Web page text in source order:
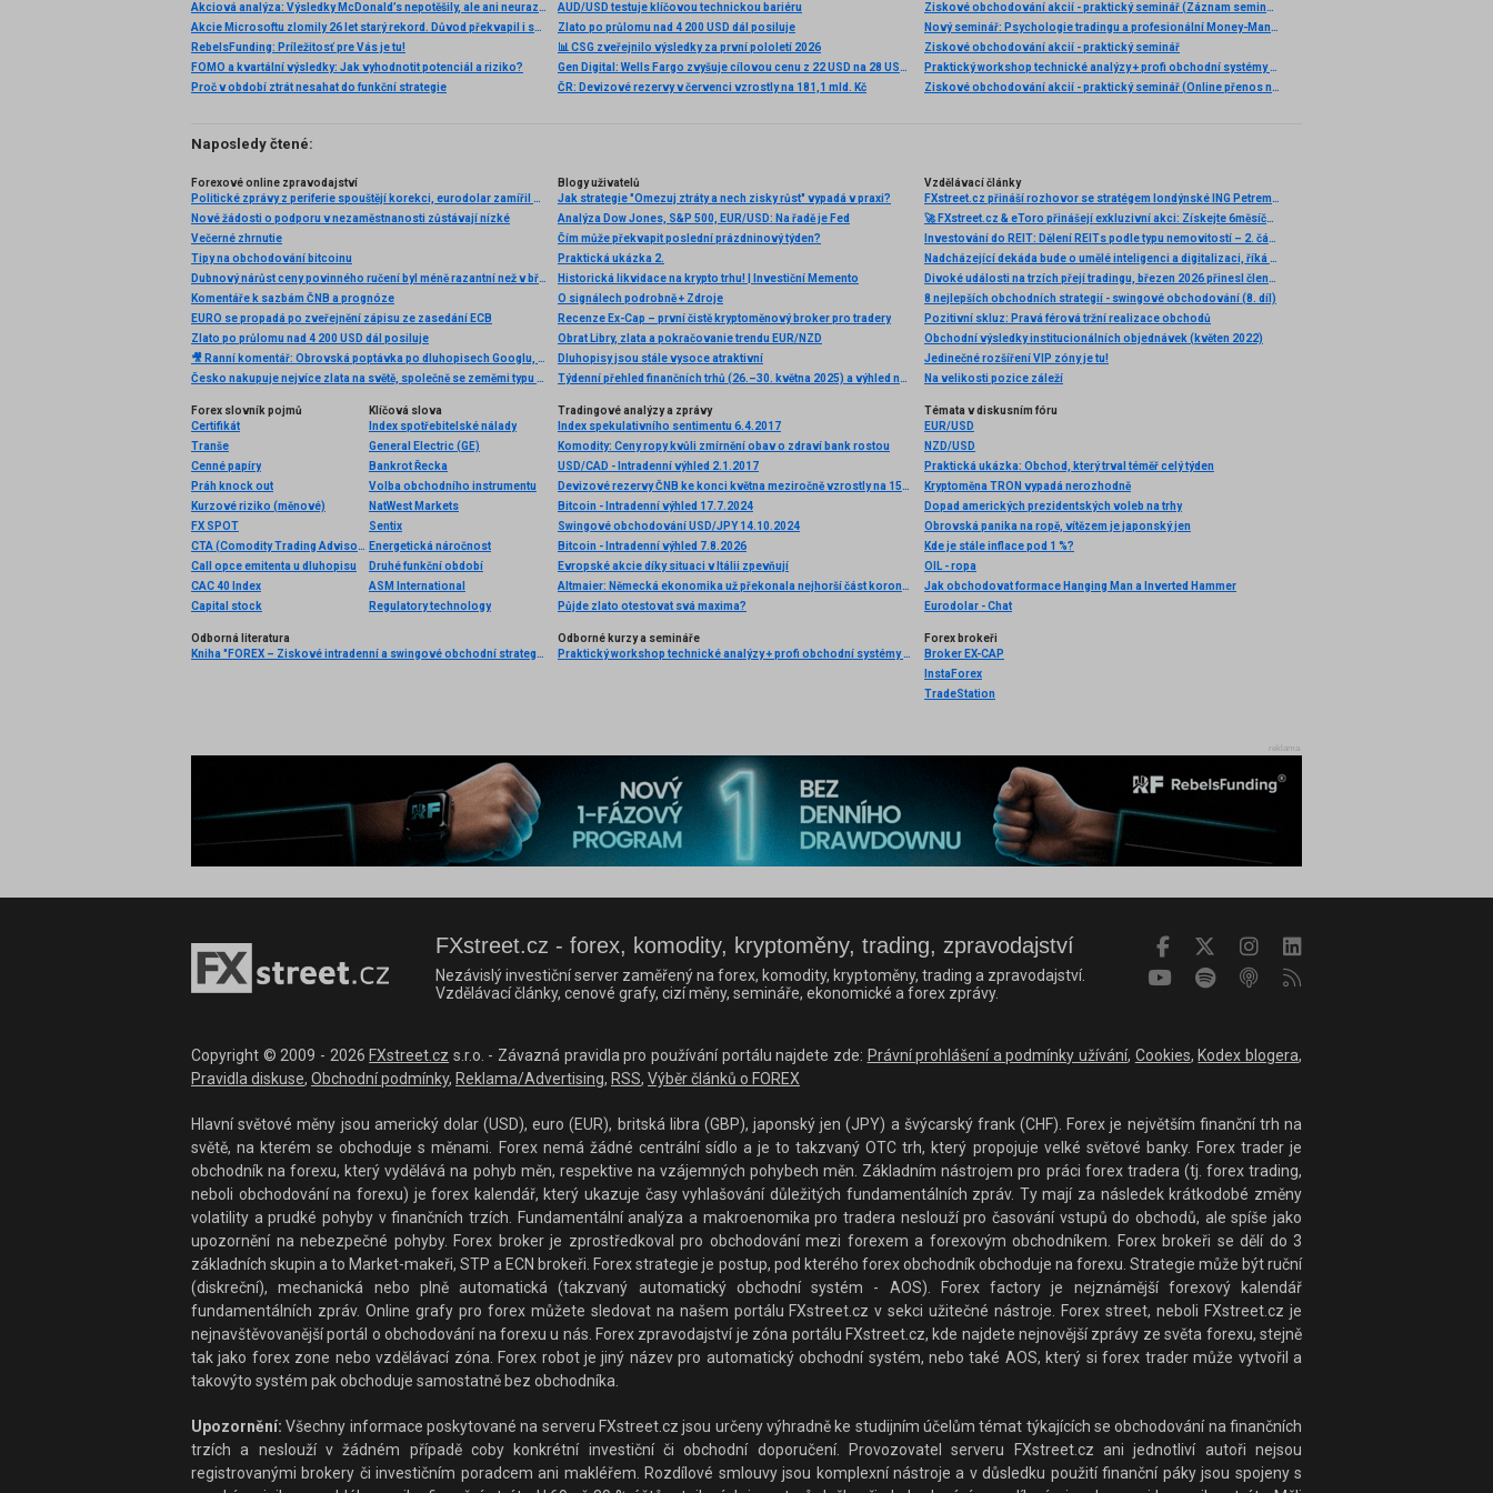
Akciová analýza: Výsledky McDonald’s nepotěšily, ale ani neurazily. Jakou vizi společnost prezentovala?
Akcie Microsoftu zlomily 26 let starý rekord. Důvod překvapil i samotné investory
RebelsFunding: Príležitosť pre Vás je tu!
FOMO a kvartální výsledky: Jak vyhodnotit potenciál a riziko?
Proč v období ztrát nesahat do funkční strategie
AUD/USD testuje klíčovou technickou bariéru
Zlato po průlomu nad 4 200 USD dál posiluje
📊 CSG zveřejnilo výsledky za první pololetí 2026
Gen Digital: Wells Fargo zvyšuje cílovou cenu z 22 USD na 28 USD se stávajícím doporučením
ČR: Devizové rezervy v červenci vzrostly na 181,1 mld. Kč
Ziskové obchodování akcií - praktický seminář (Záznam semináře)
Nový seminář: Psychologie tradingu a profesionální Money-Management
Ziskové obchodování akcií - praktický seminář
Praktický workshop technické analýzy + profi obchodní systémy (Záznam semináře)
Ziskové obchodování akcií - praktický seminář (Online přenos nebo osobní účast)
Naposledy čtené:
Forexové online zpravodajství
Politické zprávy z periferie spouštějí korekci, eurodolar zamířil dolů, koruna je na páteční úrovni
Nové žádosti o podporu v nezaměstnanosti zůstávají nízké
Večerné zhrnutie
Tipy na obchodování bitcoinu
Dubnový nárůst ceny povinného ručení byl méně razantní než v březnu, pojistné vzrostlo o 68 korun na 6 659 korun
Komentáře k sazbám ČNB a prognóze
EURO se propadá po zveřejnění zápisu ze zasedání ECB
Zlato po průlomu nad 4 200 USD dál posiluje
🎥 Ranní komentář: Obrovská poptávka po dluhopisech Googlu, dobré výsledky Airbnb a TradeDesk padá o 24%
Česko nakupuje nejvíce zlata na světě, společně se zeměmi typu Číny, které chtějí omezit svoji závislost na dolaru. Hodnota zlata v majetku ČNB je proto rekordní, šestinásobně převyšuje průměr let 1993 až 2024
Blogy uživatelů
Jak strategie "Omezuj ztráty a nech zisky růst" vypadá v praxi?
Analýza Dow Jones, S&P 500, EUR/USD: Na řadě je Fed
Čím může překvapit poslední prázdninový týden?
Praktická ukázka 2.
Historická likvidace na krypto trhu! | Investiční Memento
O signálech podrobně + Zdroje
Recenze Ex-Cap – první čistě kryptoměnový broker pro tradery
Obrat Libry, zlata a pokračovanie trendu EUR/NZD
Dluhopisy jsou stále vysoce atraktivní
Týdenní přehled finančních trhů (26.–30. května 2025) a výhled na příští týden
Vzdělávací články
FXstreet.cz přináší rozhovor se stratégem londýnské ING Petrem Krpatou
🚀 FXstreet.cz & eToro přinášejí exkluzivní akci: Získejte 6měsíční členství ve VIP zóně ZDARMA
Investování do REIT: Dělení REITs podle typu nemovitostí – 2. část (4. díl)
Nadcházející dekáda bude o umělé inteligenci a digitalizaci, říká leader Saxo Bank v České republice
Divoké události na trzích přejí tradingu, březen 2026 přinesl členům VIP zóny FXstreet.cz vysoké zisky
8 nejlepších obchodních strategií - swingové obchodování (8. díl)
Pozitivní skluz: Pravá férová tržní realizace obchodů
Obchodní výsledky institucionálních objednávek (květen 2022)
Jedinečné rozšíření VIP zóny je tu!
Na velikosti pozice záleží
Forex slovník pojmů
Certifikát
Tranše
Cenné papíry
Práh knock out
Kurzové riziko (měnové)
FX SPOT
CTA (Comodity Trading Advisors)
Call opce emitenta u dluhopisu
CAC 40 Index
Capital stock
Klíčová slova
Index spotřebitelské nálady
General Electric (GE)
Bankrot Řecka
Volba obchodního instrumentu
NatWest Markets
Sentix
Energetická náročnost
Druhé funkční období
ASM International
Regulatory technology
Tradingové analýzy a zprávy
Index spekulativního sentimentu 6.4.2017
Komodity: Ceny ropy kvůli zmírnění obav o zdraví bank rostou
USD/CAD - Intradenní výhled 2.1.2017
Devizové rezervy ČNB ke konci května meziročně vzrostly na 156,1 miliardy eur
Bitcoin - Intradenní výhled 17.7.2024
Swingové obchodování USD/JPY 14.10.2024
Bitcoin - Intradenní výhled 7.8.2026
Evropské akcie díky situaci v Itálii zpevňují
Altmaier: Německá ekonomika už překonala nejhorší část koronavirové krize
Půjde zlato otestovat svá maxima?
Témata v diskusním fóru
EUR/USD
NZD/USD
Praktická ukázka: Obchod, který trval téměř celý týden
Kryptoměna TRON vypadá nerozhodně
Dopad amerických prezidentských voleb na trhy
Obrovská panika na ropě, vítězem je japonský jen
Kde je stále inflace pod 1 %?
OIL - ropa
Jak obchodovat formace Hanging Man a Inverted Hammer
Eurodolar - Chat
Odborná literatura
Kniha "FOREX – Ziskové intradenní a swingové obchodní strategie" od Kathy Lien vychází v češtině!
Odborné kurzy a semináře
Praktický workshop technické analýzy + profi obchodní systémy na Forexu
Forex brokeři
Broker EX-CAP
InstaForex
TradeStation
reklama
FXstreet.cz - forex, komodity, kryptoměny, trading, zpravodajství
Nezávislý investiční server zaměřený na forex, komodity, kryptoměny, trading a zpravodajství.
Vzdělávací články, cenové grafy, cizí měny, semináře, ekonomické a forex zprávy.
Copyright © 2009 - 2026 FXstreet.cz s.r.o. - Závazná pravidla pro používání portálu najdete zde: Právní prohlášení a podmínky užívání, Cookies, Kodex blogera,
Pravidla diskuse, Obchodní podmínky, Reklama/Advertising, RSS, Výběr článků o FOREX
Hlavní světové měny jsou americký dolar (USD), euro (EUR), britská libra (GBP), japonský jen (JPY) a švýcarský frank (CHF). Forex je největším finanční trh na
světě, na kterém se obchoduje s měnami. Forex nemá žádné centrální sídlo a je to takzvaný OTC trh, který propojuje velké světové banky. Forex trader je
obchodník na forexu, který vydělává na pohyb měn, respektive na vzájemných pohybech měn. Základním nástrojem pro práci forex tradera (tj. forex trading,
neboli obchodování na forexu) je forex kalendář, který ukazuje časy vyhlašování důležitých fundamentálních zpráv. Ty mají za následek krátkodobé změny
volatility a prudké pohyby v finančních trzích. Fundamentální analýza a makroenomika pro tradera neslouží pro časování vstupů do obchodů, ale spíše jako
upozornění na nebezpečné pohyby. Forex broker je zprostředkoval pro obchodování mezi forexem a forexovým obchodníkem. Forex brokeři se dělí do 3
základních skupin a to Market-makeři, STP a ECN brokeři. Forex strategie je postup, pod kterého forex obchodník obchoduje na forexu. Strategie může být ruční
(diskreční), mechanická nebo plně automatická (takzvaný automatický obchodní systém - AOS). Forex factory je nejznámější forexový kalendář
fundamentálních zpráv. Online grafy pro forex můžete sledovat na našem portálu FXstreet.cz v sekci užitečné nástroje. Forex street, neboli FXstreet.cz je
nejnavštěvovanější portál o obchodování na forexu u nás. Forex zpravodajství je zóna portálu FXstreet.cz, kde najdete nejnovější zprávy ze světa forexu, stejně
tak jako forex zone nebo vzdělávací zóna. Forex robot je jiný název pro automatický obchodní systém, nebo také AOS, který si forex trader může vytvořil a
takovýto systém pak obchoduje samostatně bez obchodníka.
Upozornění: Všechny informace poskytované na serveru FXstreet.cz jsou určeny výhradně ke studijním účelům témat týkajících se obchodování na finančních
trzích a neslouží v žádném případě coby konkrétní investiční či obchodní doporučení. Provozovatel serveru FXstreet.cz ani jednotliví autoři nejsou
registrovanými brokery či investičním poradcem ani makléřem. Rozdílové smlouvy jsou komplexní nástroje a v důsledku použití finanční páky jsou spojeny s